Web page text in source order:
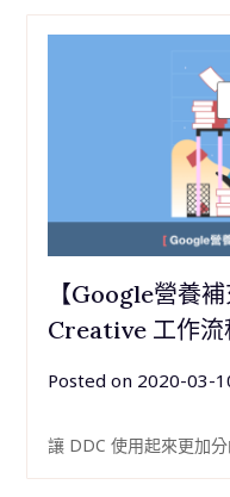
【Google營養
Creative 工作流
Posted on 2020-03-
讓 DDC 使用起來更加分